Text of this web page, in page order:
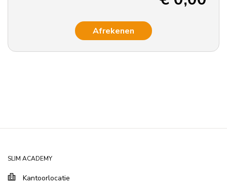
Afrekenen
SLIM ACADEMY
Kantoorlocatie